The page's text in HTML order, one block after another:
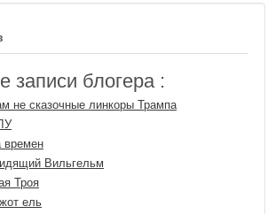
блогера :
не сказочные линкоры Трампа
времен
Вильгельм
Троя
ель